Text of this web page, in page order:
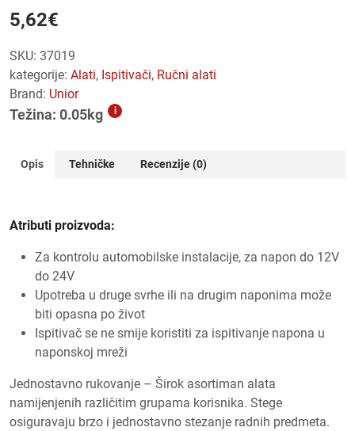
5,62€
SKU: 37019
kategorije:
alati, ispitivači,
ručni alati
Brand: Unior
Težina: 0.05kg i
Opis Tehničke Recenzije (0)
Atributi proizvoda:
Za kontrolu automobilske instalacije, za napon do 12V
do 24V
Upotreba u druge svrhe ili na drugim naponima može
biti opasna po život
Ispitivač se ne smije koristiti za ispitivanje napona u
naponskoj mreži
Jednostavno rukovanje – Širok asortiman alata
namijenjenih različitim grupama korisnika. Stege
osiguravaju brzo i jednostavno stezanje radnih predmeta.